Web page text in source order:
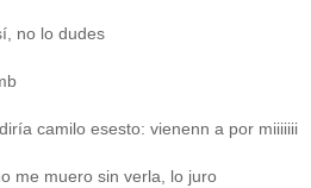
no lo dudes
camilo esesto: vienenn a por miiiiiii
me muero sin verla, lo juro